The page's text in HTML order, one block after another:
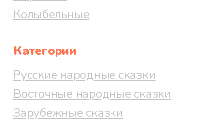
Колыбельные
Категории
Русские народные сказки
Восточные народные сказки
Зарубежные сказки